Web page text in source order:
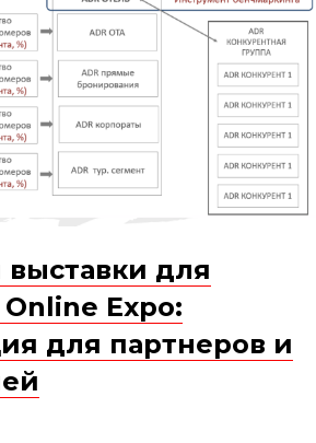
выставки для
Expo:
для партнеров и